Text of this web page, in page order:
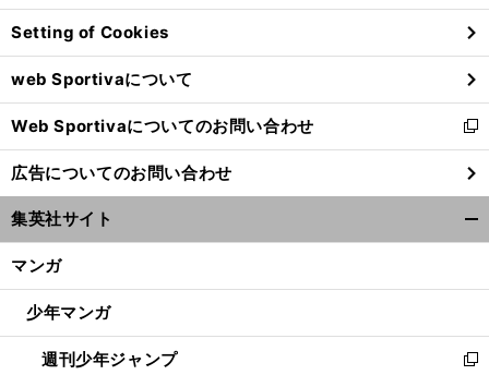
ン
ド
ウ
で
開
く
Setting of Cookies
web Sportivaについて
Web Sportivaについてのお問い合わせ
新
し
い
ウ
ィ
ン
ウ
開
く
広告についてのお問い合わせ
集英社サイト
マンガ
少年マンガ
週刊少年ジャンプ
新